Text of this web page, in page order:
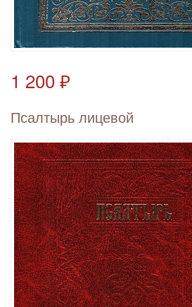
1 200 ₽
Псалтырь лицевой